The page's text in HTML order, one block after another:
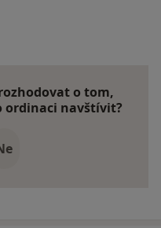
Váš účet byl odstraněn
o tom,
ordinaci navštívit?